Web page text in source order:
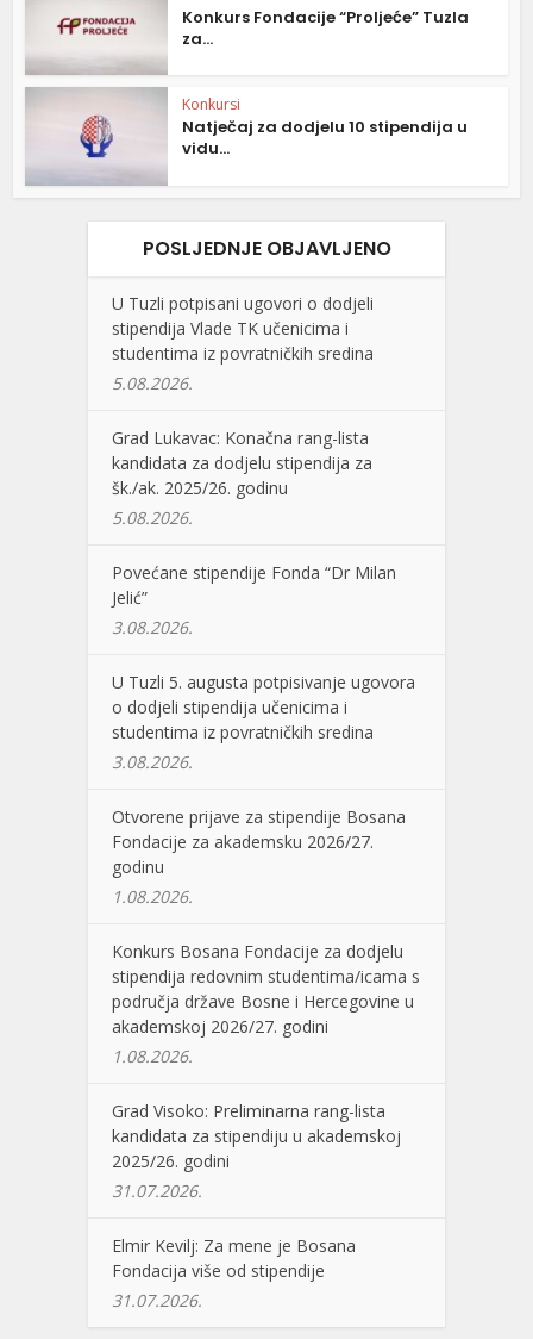
Konkurs Fondacije “Proljeće” Tuzla
za...
Konkursi
Natječaj za dodjelu 10 stipendija u
vidu...
POSLJEDNJE OBJAVLJENO
U Tuzli potpisani ugovori o dodjeli
stipendija Vlade TK učenicima i
studentima iz povratničkih sredina
5.08.2026.
Grad Lukavac: Konačna rang-lista
kandidata za dodjelu stipendija za
šk./ak. 2025/26. godinu
5.08.2026.
Povećane stipendije Fonda “Dr Milan
Jelić”
3.08.2026.
U Tuzli 5. augusta potpisivanje ugovora
o dodjeli stipendija učenicima i
studentima iz povratničkih sredina
3.08.2026.
Otvorene prijave za stipendije Bosana
Fondacije za akademsku 2026/27.
godinu
1.08.2026.
Konkurs Bosana Fondacije za dodjelu
stipendija redovnim studentima/icama s
područja države Bosne i Hercegovine u
akademskoj 2026/27. godini
1.08.2026.
Grad Visoko: Preliminarna rang-lista
kandidata za stipendiju u akademskoj
2025/26. godini
31.07.2026.
Elmir Kevilj: Za mene je Bosana
Fondacija više od stipendije
31.07.2026.